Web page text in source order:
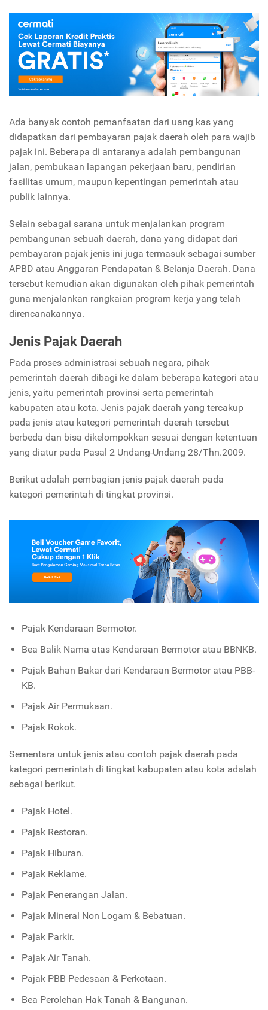
Ada banyak contoh pemanfaatan dari uang kas yang
didapatkan dari pembayaran pajak daerah oleh para wajib
pajak ini. Beberapa di antaranya adalah pembangunan
jalan, pembukaan lapangan pekerjaan baru, pendirian
fasilitas umum, maupun kepentingan pemerintah atau
publik lainnya.
Selain sebagai sarana untuk menjalankan program
pembangunan sebuah daerah, dana yang didapat dari
pembayaran pajak jenis ini juga termasuk sebagai sumber
APBD atau Anggaran Pendapatan & Belanja Daerah. Dana
tersebut kemudian akan digunakan oleh pihak pemerintah
guna menjalankan rangkaian program kerja yang telah
direncanakannya.
Jenis Pajak Daerah
Pada proses administrasi sebuah negara, pihak
pemerintah daerah dibagi ke dalam beberapa kategori atau
jenis, yaitu pemerintah provinsi serta pemerintah
kabupaten atau kota. Jenis pajak daerah yang tercakup
pada jenis atau kategori pemerintah daerah tersebut
berbeda dan bisa dikelompokkan sesuai dengan ketentuan
yang diatur pada Pasal 2 Undang-Undang 28/Thn.2009.
Berikut adalah pembagian jenis pajak daerah pada
kategori pemerintah di tingkat provinsi.
Pajak Kendaraan Bermotor.
Bea Balik Nama atas Kendaraan Bermotor atau BBNKB.
Pajak Bahan Bakar dari Kendaraan Bermotor atau PBB-
KB.
Pajak Air Permukaan.
Pajak Rokok.
Sementara untuk jenis atau contoh pajak daerah pada
kategori pemerintah di tingkat kabupaten atau kota adalah
sebagai berikut.
Pajak Hotel.
Pajak Restoran.
Pajak Hiburan.
Pajak Reklame.
Pajak Penerangan Jalan.
Pajak Mineral Non Logam & Bebatuan.
Pajak Parkir.
Pajak Air Tanah.
Pajak PBB Pedesaan & Perkotaan.
Bea Perolehan Hak Tanah & Bangunan.